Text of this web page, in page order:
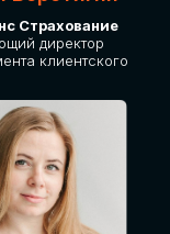
Страхование
директор
клиентского